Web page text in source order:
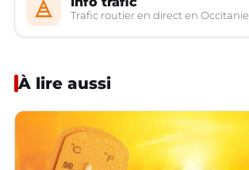
Trafic routier en direct en Occitanie
À lire aussi